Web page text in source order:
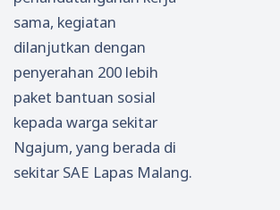
sama, kegiatan
dilanjutkan dengan
penyerahan 200 lebih
paket bantuan sosial
kepada warga sekitar
Ngajum, yang berada di
sekitar SAE Lapas Malang.